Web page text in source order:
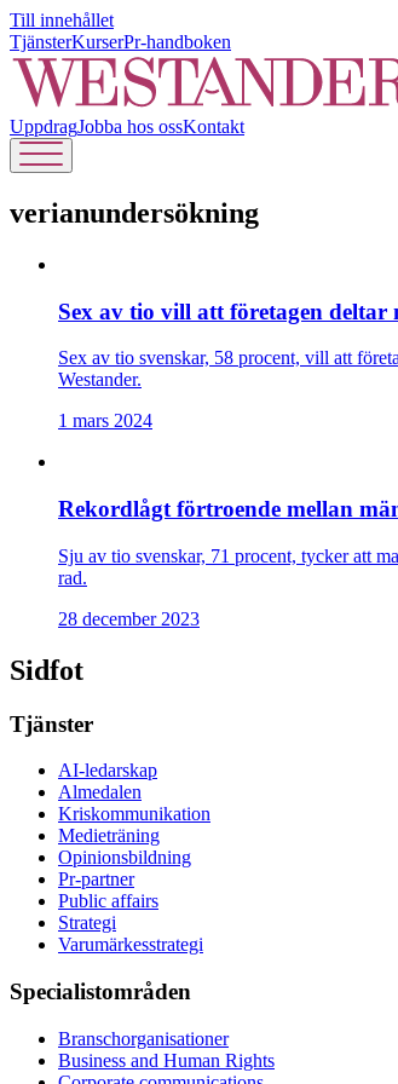
Till innehållet
TjänsterKurserPr-handboken
UppdragJobba hos ossKontakt
verianundersökning
Sex av tio vill att företagen deltar
Sex av tio svenskar, 58 procent, vill att
Westander.
1 mars 2024
Rekordlågt förtroende mellan
Sju av tio svenskar, 71 procent, tycker att
rad.
28 december 2023
Sidfot
Tjänster
AI-ledarskap
Almedalen
Kris­kommunikation
Medieträning
Opinionsbildning
Pr-partner
Public affairs
Strategi
Varumärkesstrategi
Specialistområden
Branschorganisationer
Business and Human Rights